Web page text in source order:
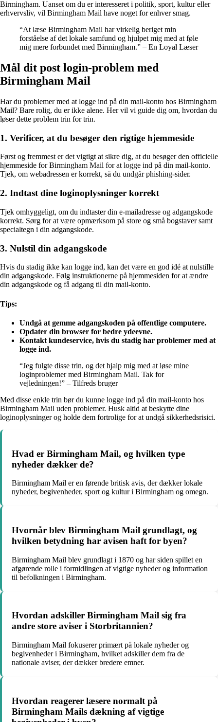
Birmingham. Uanset om du er interesseret i politik, sport, kultur eller
erhvervsliv, vil Birmingham Mail have noget for enhver smag.
“At læse Birmingham Mail har virkelig beriget min
forståelse af det lokale samfund og hjulpet mig med at føle
mig mere forbundet med Birmingham.” – En Loyal Læser
Mål dit post login-problem med
Birmingham Mail
Har du problemer med at logge ind på din mail-konto hos Birmingham
Mail? Bare rolig, du er ikke alene. Her vil vi guide dig om, hvordan du
løser dette problem trin for trin.
1. Verificer, at du besøger den rigtige hjemmeside
Først og fremmest er det vigtigt at sikre dig, at du besøger den officielle
hjemmeside for Birmingham Mail for at logge ind på din mail-konto.
Tjek, om webadressen er korrekt, så du undgår phishing-sider.
2. Indtast dine loginoplysninger korrekt
Tjek omhyggeligt, om du indtaster din e-mailadresse og adgangskode
korrekt. Sørg for at være opmærksom på store og små bogstaver samt
specialtegn i din adgangskode.
3. Nulstil din adgangskode
Hvis du stadig ikke kan logge ind, kan det være en god idé at nulstille
din adgangskode. Følg instruktionerne på hjemmesiden for at ændre
din adgangskode og få adgang til din mail-konto.
Tips:
Undgå at gemme adgangskoden på offentlige computere.
Opdater din browser for bedre ydeevne.
Kontakt kundeservice, hvis du stadig har problemer med at
logge ind.
“Jeg fulgte disse trin, og det hjalp mig med at løse mine
loginproblemer med Birmingham Mail. Tak for
vejledningen!” – Tilfreds bruger
Med disse enkle trin bør du kunne logge ind på din mail-konto hos
Birmingham Mail uden problemer. Husk altid at beskytte dine
loginoplysninger og holde dem fortrolige for at undgå sikkerhedsrisici.
Hvad er Birmingham Mail, og hvilken type
nyheder dækker de?
Birmingham Mail er en førende britisk avis, der dækker lokale
nyheder, begivenheder, sport og kultur i Birmingham og omegn.
Hvornår blev Birmingham Mail grundlagt, og
hvilken betydning har avisen haft for byen?
Birmingham Mail blev grundlagt i 1870 og har siden spillet en
afgørende rolle i formidlingen af vigtige nyheder og information
til befolkningen i Birmingham.
Hvordan adskiller Birmingham Mail sig fra
andre store aviser i Storbritannien?
Birmingham Mail fokuserer primært på lokale nyheder og
begivenheder i Birmingham, hvilket adskiller dem fra de
nationale aviser, der dækker bredere emner.
Hvordan reagerer læsere normalt på
Birmingham Mails dækning af vigtige